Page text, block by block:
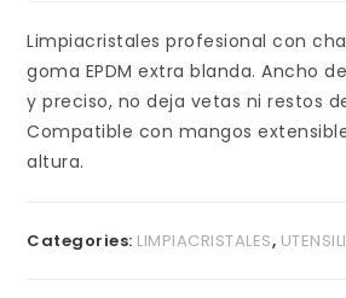
Limpiacristales profesional con
goma EPDM extra blanda. Ancho
y preciso, no deja vetas ni restos
Compatible con mangos
altura.
Categories: LIMPIACRISTALES,